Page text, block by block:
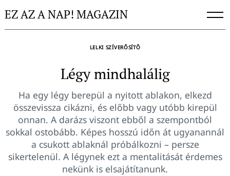
toEZ AZ A NAP! MAGAZIN
LELKI SZÍVERŐSÍTŐ
Légy mindhalálig
Ha egy légy berepül a nyitott ablakon, elkezd
összevissza cikázni, és előbb vagy utóbb kirepül
onnan. A darázs viszont ebből a szempontból
sokkal ostobább. Képes hosszú időn át ugyanannál
a csukott ablaknál próbálkozni – persze
sikertelenül. A légynek ezt a mentalitását érdemes
nekünk is elsajátítanunk.